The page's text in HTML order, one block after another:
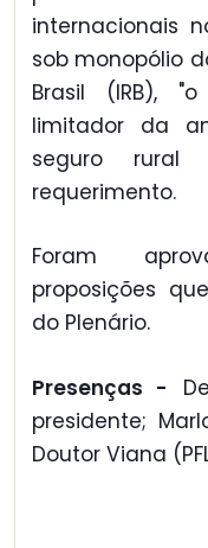
internacionais
sob monopólio
Brasil (IRB),
limitador da
seguro rural
requerimento.
Foram
proposições
do Plenário.
Presenças -
presidente;
Doutor Viana